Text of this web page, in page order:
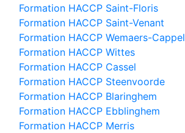
Formation HACCP Saint-Floris
Formation HACCP Saint-Venant
Formation HACCP Wemaers-Cappel
Formation HACCP Wittes
Formation HACCP Cassel
Formation HACCP Steenvoorde
Formation HACCP Blaringhem
Formation HACCP Ebblinghem
Formation HACCP Merris